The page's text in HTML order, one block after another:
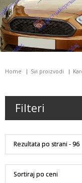
Home Svi proizvodi
Filteri